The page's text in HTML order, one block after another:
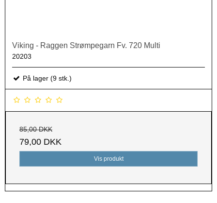
Viking - Raggen Strømpegarn Fv. 720 Multi
20203
På lager (9 stk.)
85,00 DKK
79,00 DKK
Vis produkt